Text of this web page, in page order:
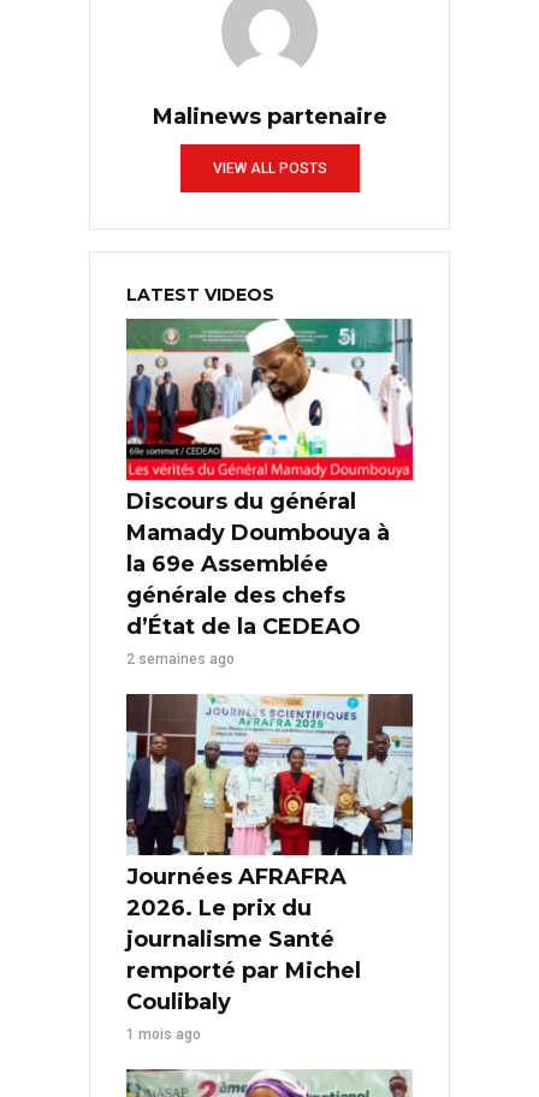
Malinews partenaire
VIEW ALL POSTS
LATEST VIDEOS
Discours du général
Mamady Doumbouya à
la 69e Assemblée
générale des chefs
d’État de la CEDEAO
2 semaines ago
Journées AFRAFRA
2026. Le prix du
journalisme Santé
remporté par Michel
Coulibaly
1 mois ago